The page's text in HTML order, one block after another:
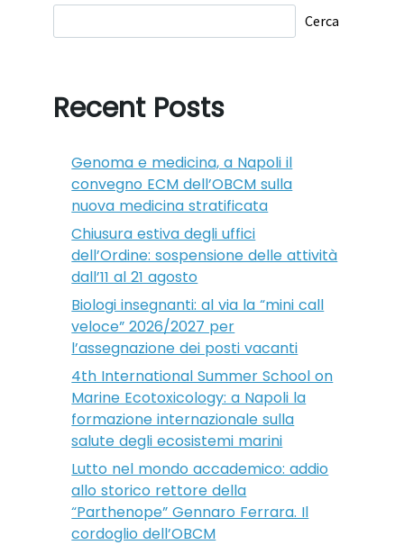
Cerca
Recent Posts
Genoma e medicina, a Napoli il
convegno ECM dell’OBCM sulla
nuova medicina stratificata
Chiusura estiva degli uffici
dell’Ordine: sospensione delle attività
dall’11 al 21 agosto
Biologi insegnanti: al via la “mini call
veloce” 2026/2027 per
l’assegnazione dei posti vacanti
4th International Summer School on
Marine Ecotoxicology: a Napoli la
formazione internazionale sulla
salute degli ecosistemi marini
Lutto nel mondo accademico: addio
allo storico rettore della
“Parthenope” Gennaro Ferrara. Il
cordoglio dell’OBCM